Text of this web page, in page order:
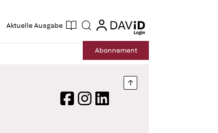
Aktuelle Ausgabe Suche login
login
Abonnement
Nach oben springen
FacebookInstagram
LinkedIn